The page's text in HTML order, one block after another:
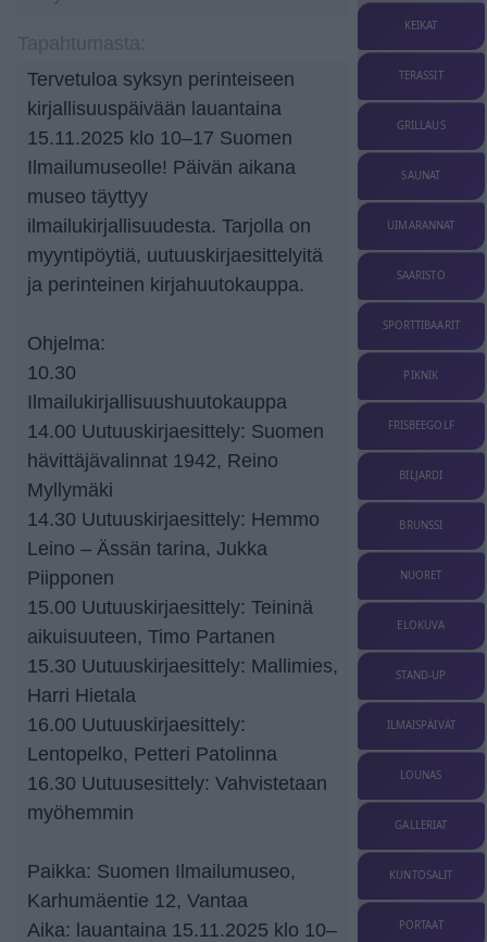
Tervetuloa syksyn perinteiseen
kirjallisuuspäivään lauantaina
15.11.2025 klo 10–17 Suomen
Ilmailumuseolle! Päivän aikana
museo täyttyy
ilmailukirjallisuudesta. Tarjolla on
myyntipöytiä, uutuuskirjaesittelyitä
ja perinteinen kirjahuutokauppa.
Ohjelma:
10.30
Ilmailukirjallisuushuutokauppa
14.00 Uutuuskirjaesittely: Suomen
hävittäjävalinnat 1942, Reino
Myllymäki
14.30 Uutuuskirjaesittely: Hemmo
Leino – Ässän tarina, Jukka
Piipponen
15.00 Uutuuskirjaesittely: Teininä
aikuisuuteen, Timo Partanen
15.30 Uutuuskirjaesittely: Mallimies,
Harri Hietala
16.00 Uutuuskirjaesittely:
Lentopelko, Petteri Patolinna
16.30 Uutuusesittely: Vahvistetaan
myöhemmin
Paikka: Suomen Ilmailumuseo,
Karhumäentie 12, Vantaa
Aika: lauantaina 15.11.2025 klo 10–
KEIKAT
TERASSIT
GRILLAUS
SAUNAT
UIMARANNAT
SAARISTO
SPORTTIBAARIT
PIKNIK
FRISBEEGOLF
BILJARDI
BRUNSSI
NUORET
ELOKUVA
STAND-UP
ILMAISPÄIVÄT
LOUNAS
GALLERIAT
KUNTOSALIT
PORTAAT